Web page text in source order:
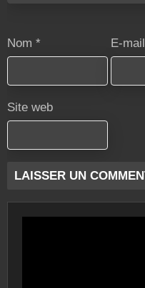
Nom * E-mail
Site web